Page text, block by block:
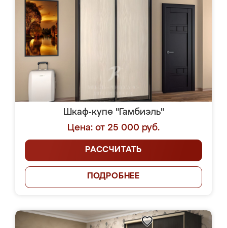
Шкаф-купе "Гамбиэль"
Цена: от 25 000 руб.
РАССЧИТАТЬ
ПОДРОБНЕЕ